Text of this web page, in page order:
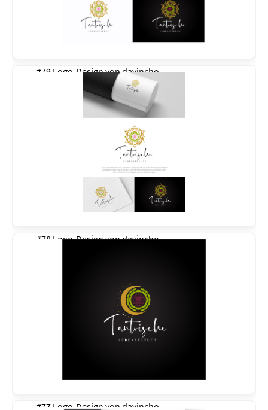
#79 Logo-Design vondavincho
#78 Logo-Design vondavincho
#77 Logo-Design von davincho